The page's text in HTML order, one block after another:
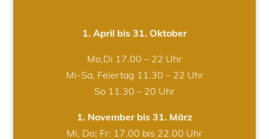
1. April bis 31. Oktober
Mo,Di 17.00 – 22 Uhr
Mi-Sa, Feiertag 11.30 – 22 Uhr
So 11.30 – 20 Uhr
1. November bis 31. März
Mi, Do; Fr: 17.00 bis 22.00 Uhr